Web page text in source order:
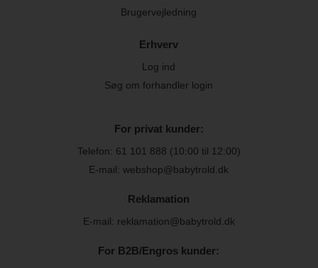
Brugervejledning
Erhverv
Log ind
Søg om forhandler login
For privat kunder:
Telefon: 61 101 888 (10:00 til 12:00)
E-mail: webshop@babytrold.dk
Reklamation
E-mail: reklamation@babytrold.dk
For B2B/Engros kunder: